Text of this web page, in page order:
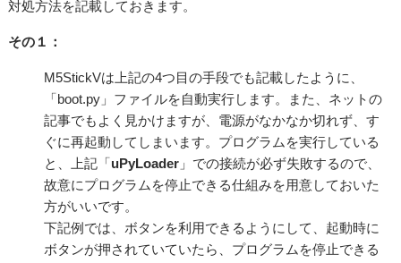
対処方法を記載しておきます。
その１：
M5StickVは上記の4つ目の手段でも記載したように、
「boot.py」ファイルを自動実行します。また、ネットの
記事でもよく見かけますが、電源がなかなか切れず、す
ぐに再起動してしまいます。プログラムを実行している
と、上記「 uPyLoader 」での接続が必ず失敗するので、
故意にプログラムを停止できる仕組みを用意しておいた
方がいいです。
下記例では、ボタンを利用できるようにして、起動時に
ボタンが押されていていたら、プログラムを停止できる